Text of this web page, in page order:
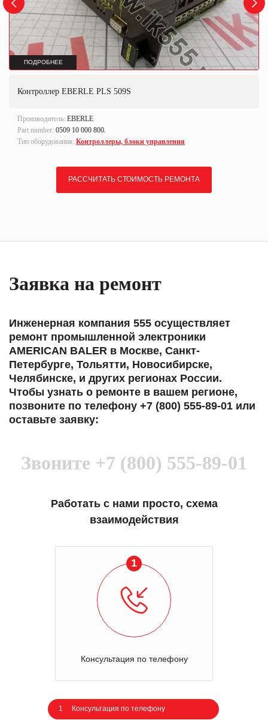
ПОДРОБНЕЕ
Контроллер EBERLE PLS 509S
Производитель: EBERLE
Part number: 0509 10 000 800.
Тип оборудования: Контроллеры, блоки управления
РАССЧИТАТЬ СТОИМОСТЬ РЕМОНТА
Заявка на ремонт
Инженерная компания 555 осуществляет
ремонт промышленной электроники
AMERICAN BALER в Москве, Санкт-
Петербурге, Тольятти, Новосибирске,
Челябинске, и других регионах России.
Чтобы узнать о ремонте в вашем регионе,
позвоните по телефону +7 (800) 555-89-01 или
оставьте заявку:
Звоните +7 (800) 555-89-01
Работать с нами просто, схема
взаимодействия
1
Консультация по телефону
1 Консультация по телефону